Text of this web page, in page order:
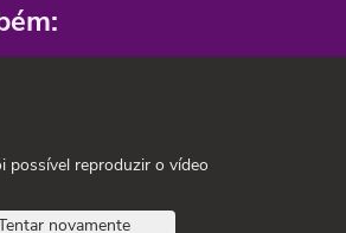
possível reproduzir o vídeo
novamente